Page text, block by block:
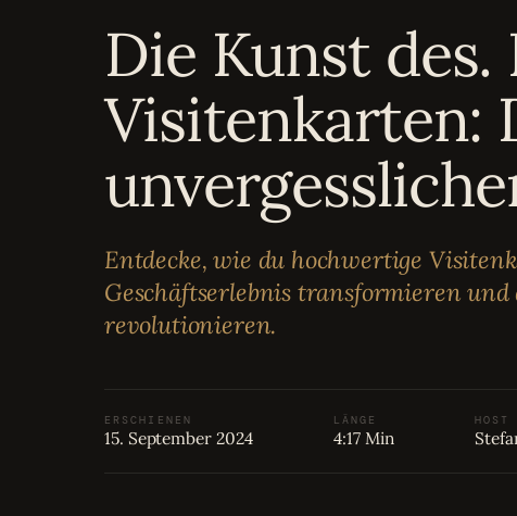
Bewertungen
Karriere
Partnerprogramm
Die Kunst
Visitenkarten:
Entdecke, wie du hochwertige
Geschäftserlebnis transformieren
revolutionieren.
ERSCHIENEN
15. September 2024
LÄNGE
4:17 Min
HOST